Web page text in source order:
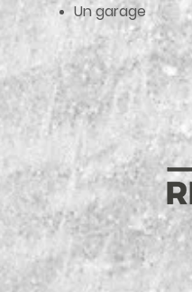
Un garage